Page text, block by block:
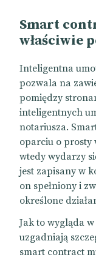
Smart
właściwie
Inteligentna
pozwala na
pomiędzy
inteligentnych
notariusza.
oparciu o prosty
wtedy wydarzy
jest zapisany w
on spełniony i
określone
Jak to wygląda
uzgadniają
smart contract